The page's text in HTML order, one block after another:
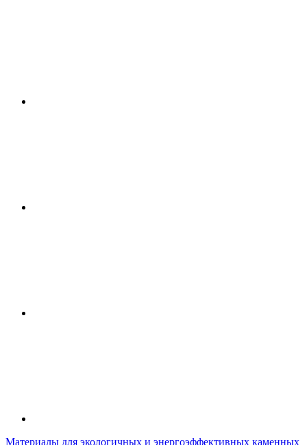
Материалы для экологичных и энергоэффективных каменных